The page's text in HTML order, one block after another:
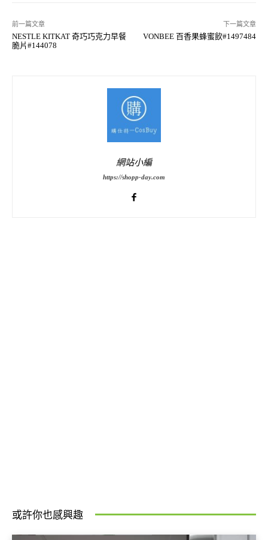
前一篇文章
NESTLE KITKAT 奇巧巧克力早餐
脆片#144078
下一篇文章
VONBEE 百香果蜂蜜飲#1497484
網站小編
https://shopp-day.com
或許你也感興趣